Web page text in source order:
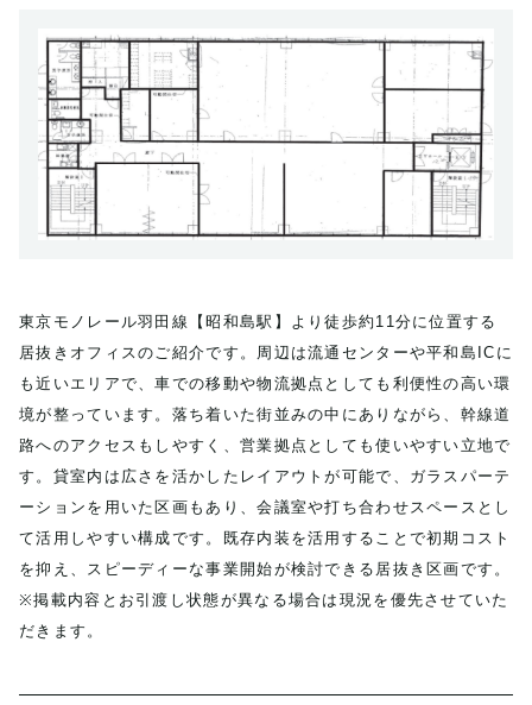
東京モノレール羽田線【昭和島駅】より徒歩約11分に位置する
居抜きオフィスのご紹介です。周辺は流通センターや平和島ICに
も近いエリアで、車での移動や物流拠点としても利便性の高い環
境が整っています。落ち着いた街並みの中にありながら、幹線道
路へのアクセスもしやすく、営業拠点としても使いやすい立地で
す。貸室内は広さを活かしたレイアウトが可能で、ガラスパーテ
ーションを用いた区画もあり、会議室や打ち合わせスペースとし
て活用しやすい構成です。既存内装を活用することで初期コスト
を抑え、スピーディーな事業開始が検討できる居抜き区画です。
※掲載内容とお引渡し状態が異なる場合は現況を優先させていた
だきます。